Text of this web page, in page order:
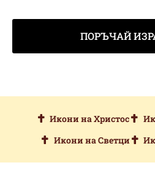
ПОРЪЧАЙ
Икони на Христос
Икони на Светци